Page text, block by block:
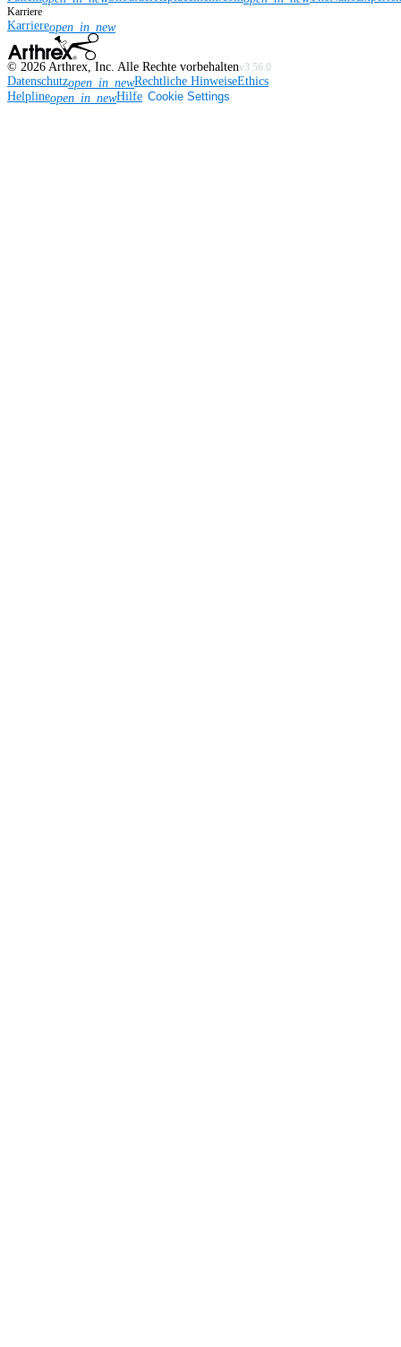
Karriere
Karriereopen_in_new
© 2026 Arthrex, Inc. Alle Rechte vorbehaltenv3.56.0
Datenschutzopen_in_newRechtliche HinweiseEthics
Helplineopen_in_newHilfe Cookie Settings